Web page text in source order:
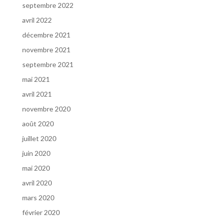
septembre 2022
avril 2022
décembre 2021
novembre 2021
septembre 2021
mai 2021
avril 2021
novembre 2020
août 2020
juillet 2020
juin 2020
mai 2020
avril 2020
mars 2020
février 2020